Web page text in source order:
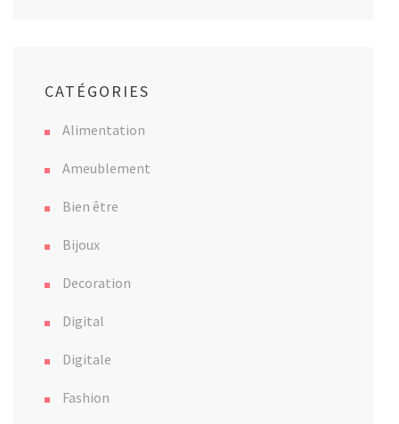
CATÉGORIES
Alimentation
Ameublement
Bien être
Bijoux
Decoration
Digital
Digitale
Fashion